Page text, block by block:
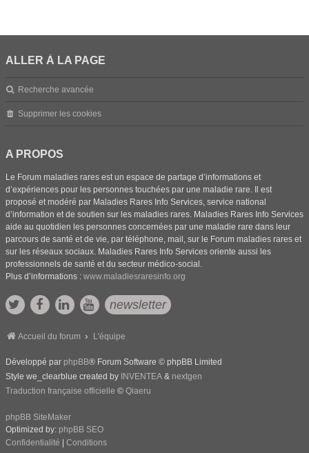
ALLER À LA PAGE
Recherche avancée
Supprimer les cookies
A PROPOS
Le Forum maladies rares est un espace de partage d’informations et
d’expériences pour les personnes touchées par une maladie rare. Il est
proposé et modéré par Maladies Rares Info Services, service national
d’information et de soutien sur les maladies rares. Maladies Rares Info Services
aide au quotidien les personnes concernées par une maladie rare dans leur
parcours de santé et de vie, par téléphone, mail, sur le Forum maladies rares et
sur les réseaux sociaux. Maladies Rares Info Services oriente aussi les
professionnels de santé et du secteur médico-social.
Plus d’informations : www.maladiesraresinfo.org
newsletter
Accueil du forum L'équipe
Développé par phpBB® Forum Software © phpBB Limited
Style we_clearblue created by INVENTEA & nextgen
Traduction française officielle © Qiaeru
phpBB SiteMaker
Optimized by: phpBB SEO
Confidentialité
Conditions